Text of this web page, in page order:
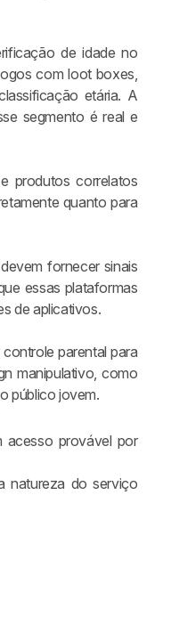
de idade no
com loot boxes,
etária. A
segmento é real e
produtos correlatos
quanto para
fornecer sinais
essas plataformas
de aplicativos.
parental para
manipulativo, como
público jovem.
acesso provável por
natureza do serviço